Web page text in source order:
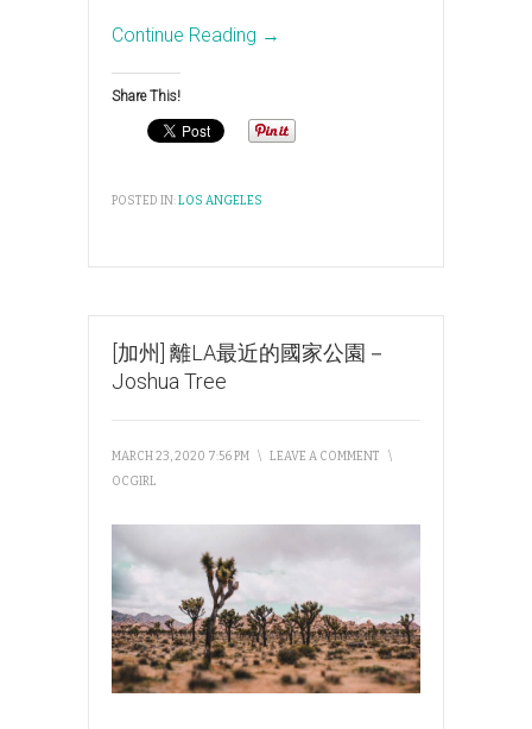
Continue Reading →
Share This!
POSTED IN:LOS ANGELES
[加州] 離LA最近的國家公園－
Joshua Tree
MARCH 23, 2020 7:56 PM \ LEAVE A COMMENT
\
OCGIRL